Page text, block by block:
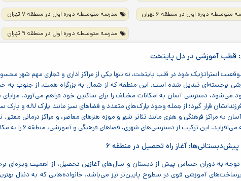
متوسطه دوره اول در منطقه ۶ تهران مدرسه متوسطه دوره اول در منطقه ۷ تهران
مدرسه متوسطه دوره اول در منطقه ۹ تهران
با موقعیت استراتژیک خود در قلب پایتخت، نه تنها یکی از مراکز اداری و تجاری مهم
برجسته‌ای تبدیل شده است. این منطقه که از شمال به بزرگراه همت، از جنوب به
می‌شود، دسترسی آسان به امکانات مختلف را برای ساکنین خود فراهم می‌آورد.
قرار گیرد؛ از جمله وجود پارک‌های متعدد و فضاهای سبز مانند پارک لاله و
به مراکز فرهنگی و هنری مانند تئاتر شهر و موزه هنرهای معاصر، و مراکز درمانی معتبر.
ترکیب از دسترسی‌های شهری، فضاهای فرهنگی و آموزشی، منطقه ۶ را به مکانی ایده‌آل برای رشد و پرورش نسل آینده تبدیل کرده است.
آغاز راه تحصیل در منطقه ۶
۶ تهران، توجه به دوران حساس پیش از دبستان و سال‌های آغازین تحصیل، از اهمیت
آموزشی قوی در سطوح پایین‌تر نیز می‌باشد. خانواده‌هایی که به دنبال